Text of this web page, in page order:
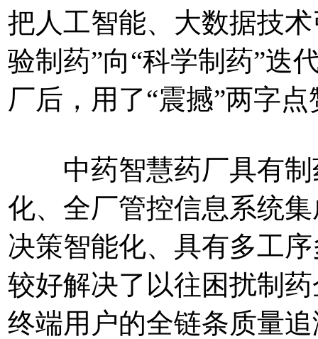
把人工智能、大数据技
验制药”向“科学制药”迭
厂后，用了“震撼”两字点
中药智慧药厂具有制
化、全厂管控信息系统
决策智能化、具有多工
较好解决了以往困扰制
终端用户的全链条质量